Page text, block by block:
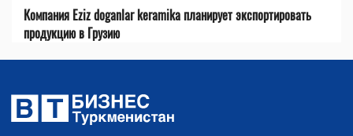
Компания Eziz doganlar keramika планирует экспортировать
продукцию в Грузию